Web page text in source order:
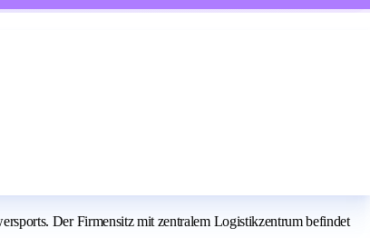
Der Firmensitz mit zentralem Logistikzentrum befindet